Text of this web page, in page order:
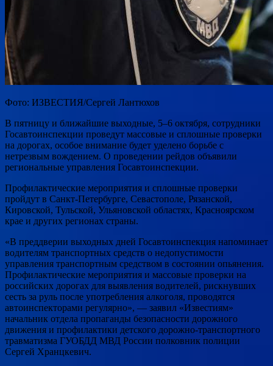
Фото: ИЗВЕСТИЯ/Сергей Лантюхов
В пятницу и ближайшие выходные, 5–6 октября, сотрудники
Госавтоинспекции проведут массовые и сплошные проверки
на дорогах, особое внимание будет уделено борьбе с
нетрезвым вождением. О проведении рейдов объявили
региональные управления Госавтоинспекции.
Профилактические мероприятия и сплошные проверки
пройдут в Санкт-Петербурге, Севастополе, Рязанской,
Кировской, Тульской, Ульяновской областях, Красноярском
крае и других регионах страны.
«В преддверии выходных дней Госавтоинспекция напоминает
водителям транспортных средств о недопустимости
управления транспортным средством в состоянии опьянения.
Профилактические мероприятия и массовые проверки на
российских дорогах для выявления водителей, рискнувших
сесть за руль после употребления алкоголя, проводятся
автоинспекторами регулярно», — заявил «Известиям»
начальник отдела пропаганды безопасности дорожного
движения и профилактики детского дорожно-транспортного
травматизма ГУОБДД МВД России полковник полиции
Сергей Хранцкевич.